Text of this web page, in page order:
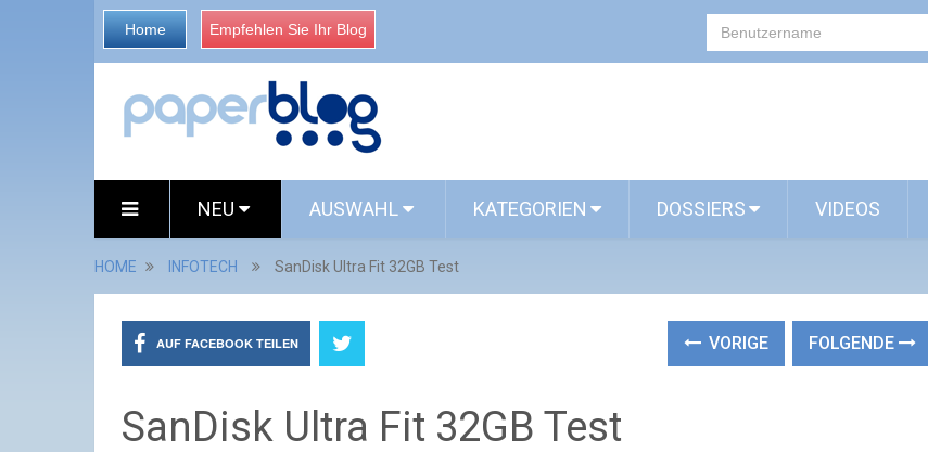
Home Empfehlen Sie Ihr Blog
NEU AUSWAHL KATEGORIEN DOSSIERS VIDEOS
HOME INFOTECH SanDisk Ultra Fit 32GB Test
AUF FACEBOOK TEILEN VORIGE FOLGENDE
SanDisk Ultra Fit 32GB Test